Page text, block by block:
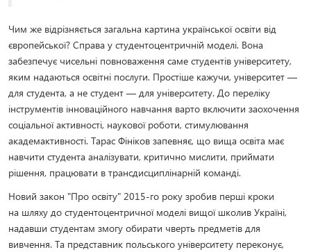
Чим же відрізняється загальна картина української освіти від
європейської? Справа у студентоцентричній моделі. Вона
забезпечує чисельні повноваження саме студентів університету,
яким надаються освітні послуги. Простіше кажучи, університет —
для студента, а не студент — для університету. До переліку
інструментів інноваційного навчання варто включити заохочення
соціальної активності, наукової роботи, стимулювання
академактивності. Тарас Фініков запевняє, що вища освіта має
навчити студента аналізувати, критично мислити, приймати
рішення, працювати в трансдисциплінарній команді.
Новий закон "Про освіту" 2015-го року зробив перші кроки
на шляху до студентоцентричної моделі вищої школив Україні,
надавши студентам змогу обирати чверть предметів для
вивчення. Та представник польського університету переконує,